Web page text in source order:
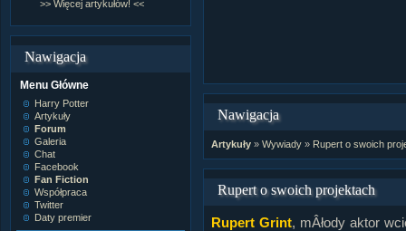
>> Więcej artykułów! <<
Nawigacja
Menu Główne
Harry Potter
Artykuły
Forum
Galeria
Chat
Facebook
Fan Fiction
Współpraca
Twitter
Daty premier
Nawigacja
Artykuły» Wywiady» Rupert o swoich
Rupert o swoich projektach
Rupert Grint, mÂłody aktor